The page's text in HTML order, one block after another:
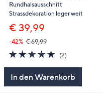
Rundhalsausschnitt
Strassdekoration leger weit
€ 39,99
-42% € 69,99
5.0
von
(2)2
In den Warenkorb